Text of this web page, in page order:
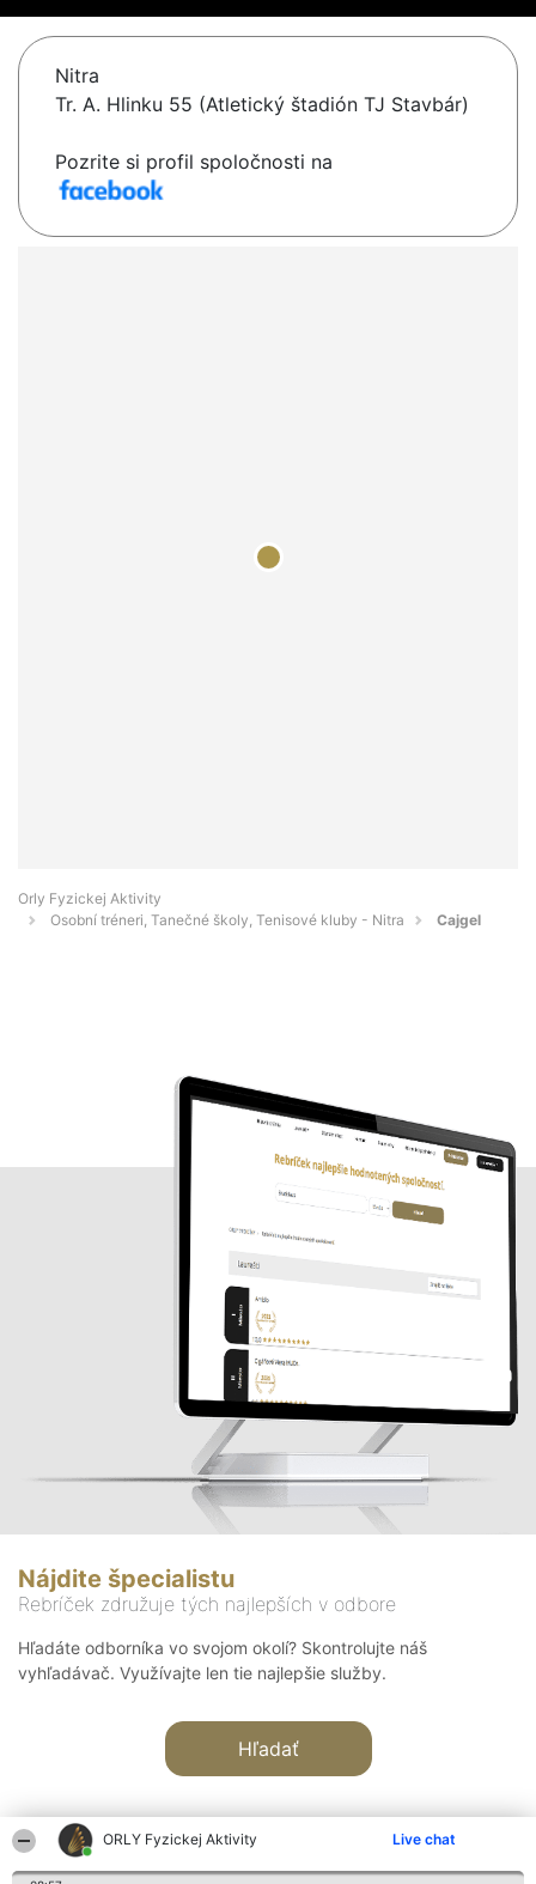
ORLY Fyzickej Aktivity Live chat
Nitra
Tr. A. Hlinku 55 (Atletický štadión TJ Stavbár)
Pozrite si profil spoločnosti na
Orly Fyzickej Aktivity
Osobní tréneri, Tanečné školy, Tenisové kluby - Nitra
Cajgel
Nájdite špecialistu
Rebríček združuje tých najlepších v odbore
Hľadáte odborníka vo svojom okolí? Skontrolujte náš
vyhľadávač. Využívajte len tie najlepšie služby.
Hľadať